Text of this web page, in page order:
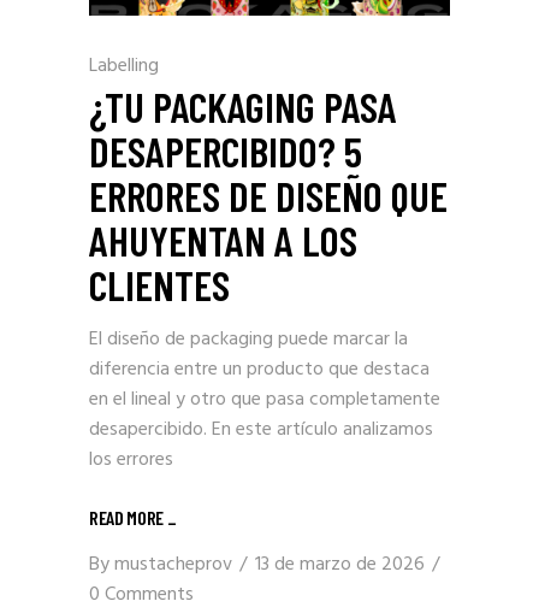
Labelling
¿TU PACKAGING PASA
DESAPERCIBIDO? 5
ERRORES DE DISEÑO QUE
AHUYENTAN A LOS
CLIENTES
El diseño de packaging puede marcar la
diferencia entre un producto que destaca
en el lineal y otro que pasa completamente
desapercibido. En este artículo analizamos
los errores
READ MORE _
Bymustacheprov
13 de marzo de 2026
0 Comments